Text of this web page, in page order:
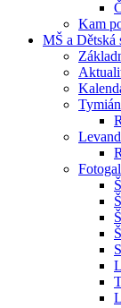
Kam
MŠ a Dětská